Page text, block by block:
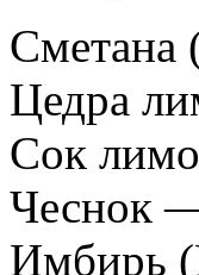
Сметана
Цедра
Сок
Чеснок
Имбирь